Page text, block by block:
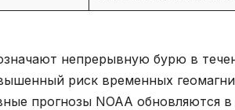
непрерывную бурю в
риск временных
прогнозы NOAA обновляются